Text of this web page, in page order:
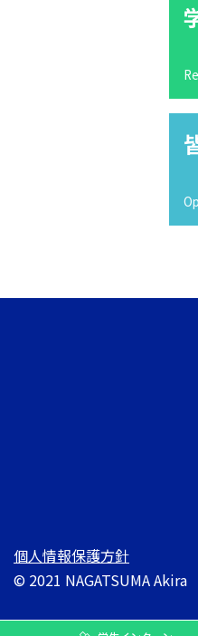
個人情報保護方針
© 2021 NAGATSUMA Akira